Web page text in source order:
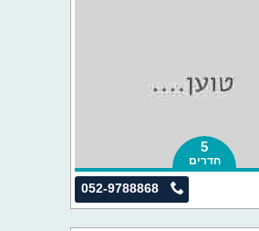
5
חדרים
052-9788868